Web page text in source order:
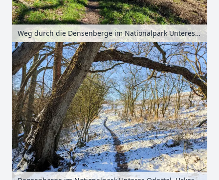
Weg durch die Densenberge im Nationalpark Unteres Odertal, Uckermark, Brandenburg, Deutschland